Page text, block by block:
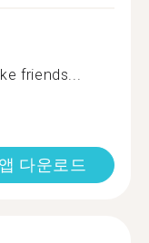
friends...
앱 다운로드